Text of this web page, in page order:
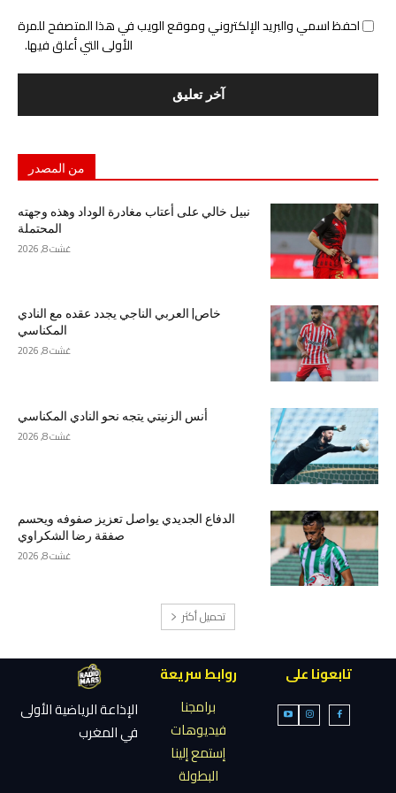
احفظ اسمي والبريد الإلكتروني وموقع الويب في هذا المتصفح للمرة
الأولى التي أعلق فيها.
من المصدر
نبيل خالي على أعتاب مغادرة الوداد وهذه وجهته
المحتملة
غشت 8, 2026
خاص| العربي الناجي يجدد عقده مع النادي
المكناسي
غشت 8, 2026
أنس الزنيتي يتجه نحو النادي المكناسي
غشت 8, 2026
الدفاع الجديدي يواصل تعزيز صفوفه ويحسم
صفقة رضا الشكراوي
غشت 8, 2026
تحميل أكثر
تابعونا على
روابط سريعة
برامجنا
فيديوهات
إستمع إلينا
البطولة
الإذاعة الرياضية الأولى
في المغرب